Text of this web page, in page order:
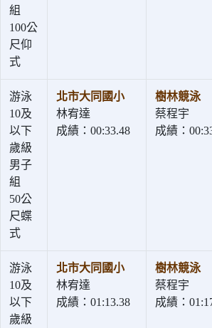
組
100公
尺仰
式
游泳
10及
以下
歲級
男子
組
50公
尺蝶
式
北市大同國小
林宥達
成績：00:33.48
樹林競泳
蔡程宇
成績：
游泳
10及
以下
歲級
北市大同國小
林宥達
成績：01:13.38
樹林競泳
蔡程宇
成績：